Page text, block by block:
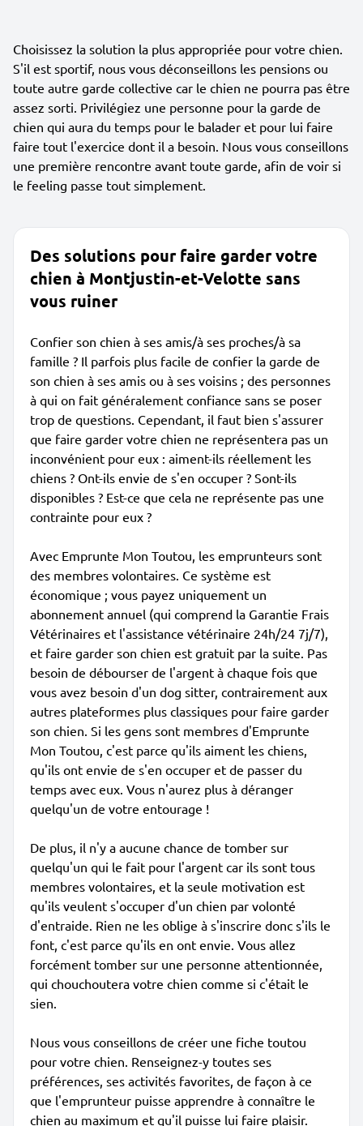
Choisissez la solution la plus appropriée pour votre chien.
S'il est sportif, nous vous déconseillons les pensions ou
toute autre garde collective car le chien ne pourra pas être
assez sorti. Privilégiez une personne pour la garde de
chien qui aura du temps pour le balader et pour lui faire
faire tout l'exercice dont il a besoin. Nous vous conseillons
une première rencontre avant toute garde, afin de voir si
le feeling passe tout simplement.
Des solutions pour faire garder votre
chien à Montjustin-et-Velotte sans
vous ruiner
Confier son chien à ses amis/à ses proches/à sa
famille ? Il parfois plus facile de confier la garde de
son chien à ses amis ou à ses voisins ; des personnes
à qui on fait généralement confiance sans se poser
trop de questions. Cependant, il faut bien s'assurer
que faire garder votre chien ne représentera pas un
inconvénient pour eux : aiment-ils réellement les
chiens ? Ont-ils envie de s'en occuper ? Sont-ils
disponibles ? Est-ce que cela ne représente pas une
contrainte pour eux ?
Avec Emprunte Mon Toutou, les emprunteurs sont
des membres volontaires. Ce système est
économique ; vous payez uniquement un
abonnement annuel (qui comprend la Garantie Frais
Vétérinaires et l'assistance vétérinaire 24h/24 7j/7),
et faire garder son chien est gratuit par la suite. Pas
besoin de débourser de l'argent à chaque fois que
vous avez besoin d'un dog sitter, contrairement aux
autres plateformes plus classiques pour faire garder
son chien. Si les gens sont membres d'Emprunte
Mon Toutou, c'est parce qu'ils aiment les chiens,
qu'ils ont envie de s'en occuper et de passer du
temps avec eux. Vous n'aurez plus à déranger
quelqu'un de votre entourage !
De plus, il n'y a aucune chance de tomber sur
quelqu'un qui le fait pour l'argent car ils sont tous
membres volontaires, et la seule motivation est
qu'ils veulent s'occuper d'un chien par volonté
d'entraide. Rien ne les oblige à s'inscrire donc s'ils le
font, c'est parce qu'ils en ont envie. Vous allez
forcément tomber sur une personne attentionnée,
qui chouchoutera votre chien comme si c'était le
sien.
Nous vous conseillons de créer une fiche toutou
pour votre chien. Renseignez-y toutes ses
préférences, ses activités favorites, de façon à ce
que l'emprunteur puisse apprendre à connaître le
chien au maximum et qu'il puisse lui faire plaisir.